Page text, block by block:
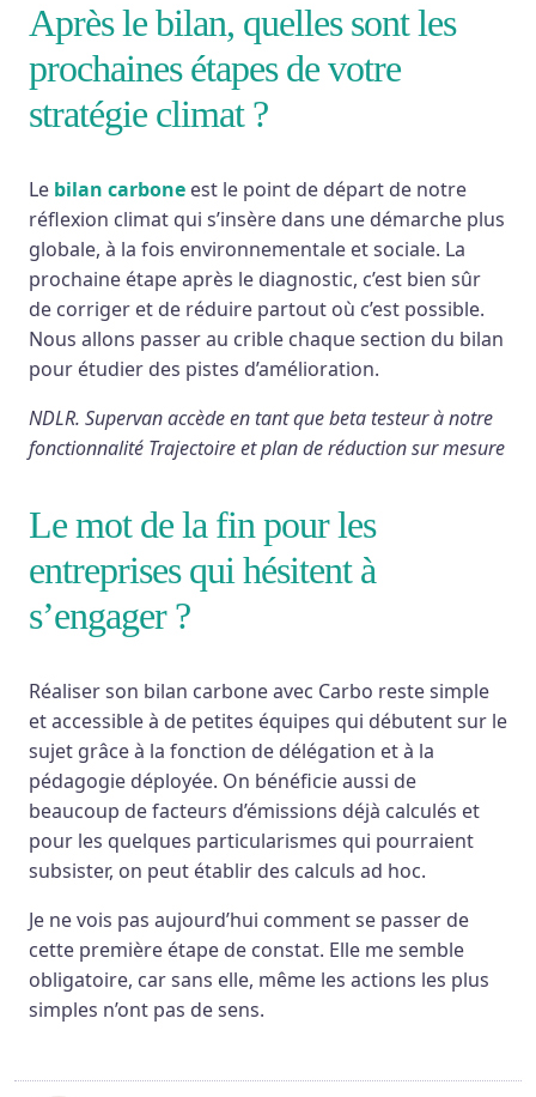
Après le bilan, quelles sont les
prochaines étapes de votre
stratégie climat ?
Le bilan carbone est le point de départ de notre
réflexion climat qui s’insère dans une démarche plus
globale, à la fois environnementale et sociale. La
prochaine étape après le diagnostic, c’est bien sûr
de corriger et de réduire partout où c’est possible.
Nous allons passer au crible chaque section du bilan
pour étudier des pistes d’amélioration.
NDLR. Supervan accède en tant que beta testeur à notre
fonctionnalité Trajectoire et plan de réduction sur mesure
Le mot de la fin pour les
entreprises qui hésitent à
s’engager ?
Réaliser son bilan carbone avec Carbo reste simple
et accessible à de petites équipes qui débutent sur le
sujet grâce à la fonction de délégation et à la
pédagogie déployée. On bénéficie aussi de
beaucoup de facteurs d’émissions déjà calculés et
pour les quelques particularismes qui pourraient
subsister, on peut établir des calculs ad hoc.
Je ne vois pas aujourd’hui comment se passer de
cette première étape de constat. Elle me semble
obligatoire, car sans elle, même les actions les plus
simples n’ont pas de sens.